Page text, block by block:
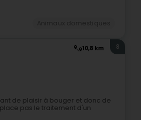
10,8 km 8
de plaisir à bouger et donc de
pas le traitement d'un